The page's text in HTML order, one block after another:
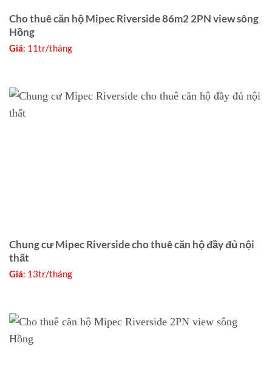
Cho thuê căn hộ Mipec Riverside 86m2 2PN view sông
Hồng
Giá: 11tr/tháng
Chung cư Mipec Riverside cho thuê căn hộ đầy đủ nội
thất
Giá: 13tr/tháng